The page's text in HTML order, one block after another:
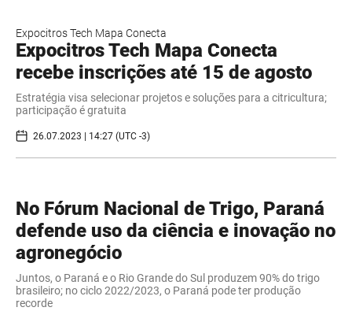
Expocitros Tech Mapa Conecta
Expocitros Tech Mapa Conecta
recebe inscrições até 15 de agosto
Estratégia visa selecionar projetos e soluções para a citricultura;
participação é gratuita
26.07.2023 | 14:27 (UTC -3)
No Fórum Nacional de Trigo, Paraná
defende uso da ciência e inovação no
agronegócio
Juntos, o Paraná e o Rio Grande do Sul produzem 90% do trigo
brasileiro; no ciclo 2022/2023, o Paraná pode ter produção
recorde